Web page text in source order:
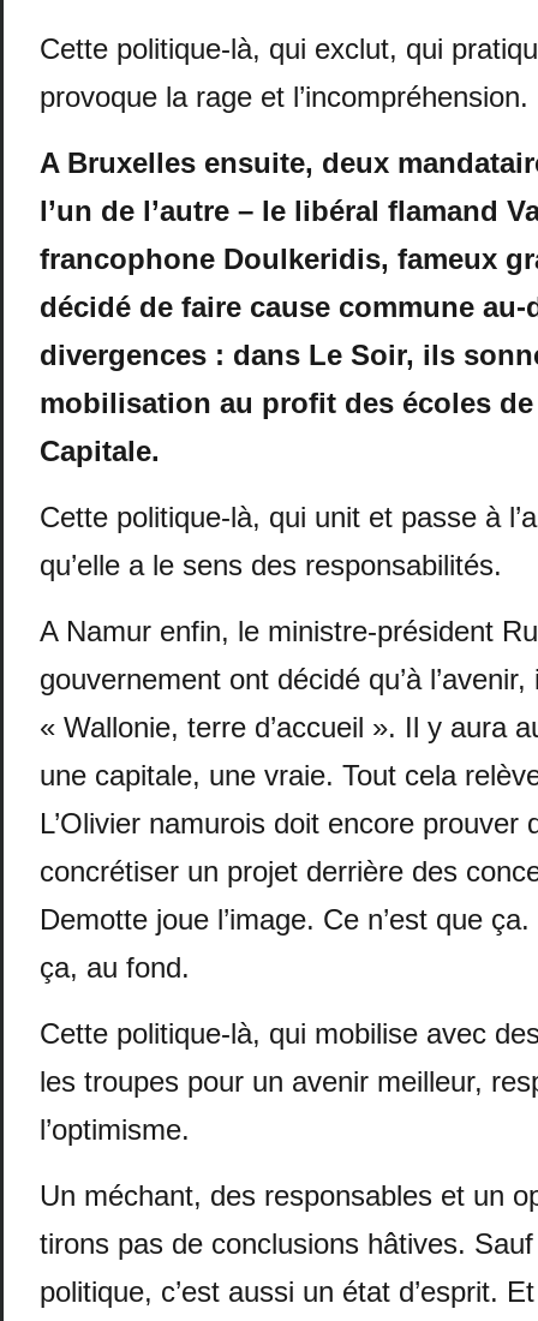
Cette politique-là, qui exclut, qui
provoque la rage et l’incompréhension.
A Bruxelles ensuite, deux
l’un de l’autre – le libéral flamand
francophone Doulkeridis, fameux
décidé de faire cause commune au-
divergences : dans Le Soir, ils
mobilisation au profit des écoles
Capitale.
Cette politique-là, qui unit et passe à
qu’elle a le sens des responsabilités.
A Namur enfin, le ministre-président
gouvernement ont décidé qu’à
« Wallonie, terre d’accueil ». Il y aura
une capitale, une vraie. Tout cela
L’Olivier namurois doit encore prouver
concrétiser un projet derrière des
Demotte joue l’image. Ce n’est que
ça, au fond.
Cette politique-là, qui mobilise avec
les troupes pour un avenir meilleur,
l’optimisme.
Un méchant, des responsables et un
tirons pas de conclusions hâtives.
politique, c’est aussi un état d’esprit.